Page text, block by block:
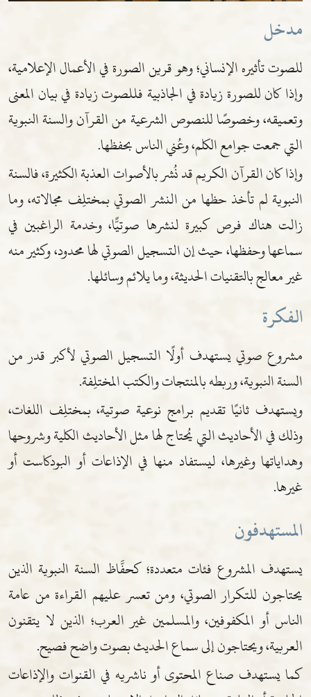
مدخل
للصوت تأثيره الإنساني؛ وهو قرين الصورة في الأعمال الإعلامية،
وإذا كان للصورة زيادة في الجاذبية فللصوت زيادة في بيان المعنى
وتعميقه، وخصوصًا للنصوص الشرعية من القرآن والسنة النبوية
التي جمعت جوامع الكلم، وعُني الناس بحفظها.
وإذا كان القرآن الكريم قد نُشر بالأصوات العذبة الكثيرة، فالسنة
النبوية لم تأخذ حظها من النشر الصوتي بمختلِف مجالاته، وما
زالت هناك فرص كبيرة لنشرها صوتيًّا، وخدمة الراغبين في
سماعها وحفظها، حيث إن التسجيل الصوتي لها محدود، وكثير منه
غير معالج بالتقنيات الحديثة، وما يلائم وسائلها.
الفكرة
مشروع صوتي يستهدف أولًا التسجيل الصوتي لأكبر قدر من
السنة النبوية، وربطه بالمنتجات والكتب المختلِفة.
ويستهدف ثانيًا تقديم برامج نوعية صوتية، بمختلِف اللغات،
وذلك في الأحاديث التي يُحتاج لها مثل الأحاديث الكلية وشروحها
وهداياتها وغيرها، ليستفاد منها في الإذاعات أو البودكاست أو
غيرها.
المستهدفون
يستهدف المشروع فئات متعددة؛ كحفَّاظ السنة النبوية الذين
يحتاجون للتكرار الصوتي، ومن تعسر عليهم القراءة من عامة
الناس أو المكفوفين، والمسلمين غير العرب؛ الذين لا يتقنون
العربية، ويحتاجون إلى سماع الحديث بصوت واضح فصيح.
كما يستهدف صناع المحتوى أو ناشريه في القنوات والإذاعات